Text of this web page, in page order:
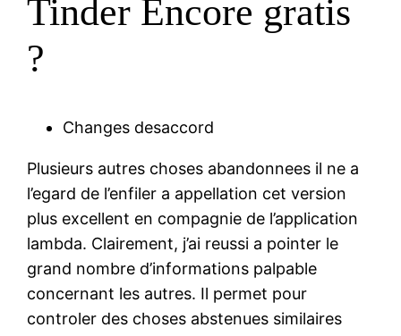
Tinder Encore gratis
?
Changes desaccord
Plusieurs autres choses abandonnees il ne a
l’egard de l’enfiler a appellation cet version
plus excellent en compagnie de l’application
lambda. Clairement, j’ai reussi a pointer le
grand nombre d’informations palpable
concernant les autres. Il permet pour
controler des choses abstenues similaires